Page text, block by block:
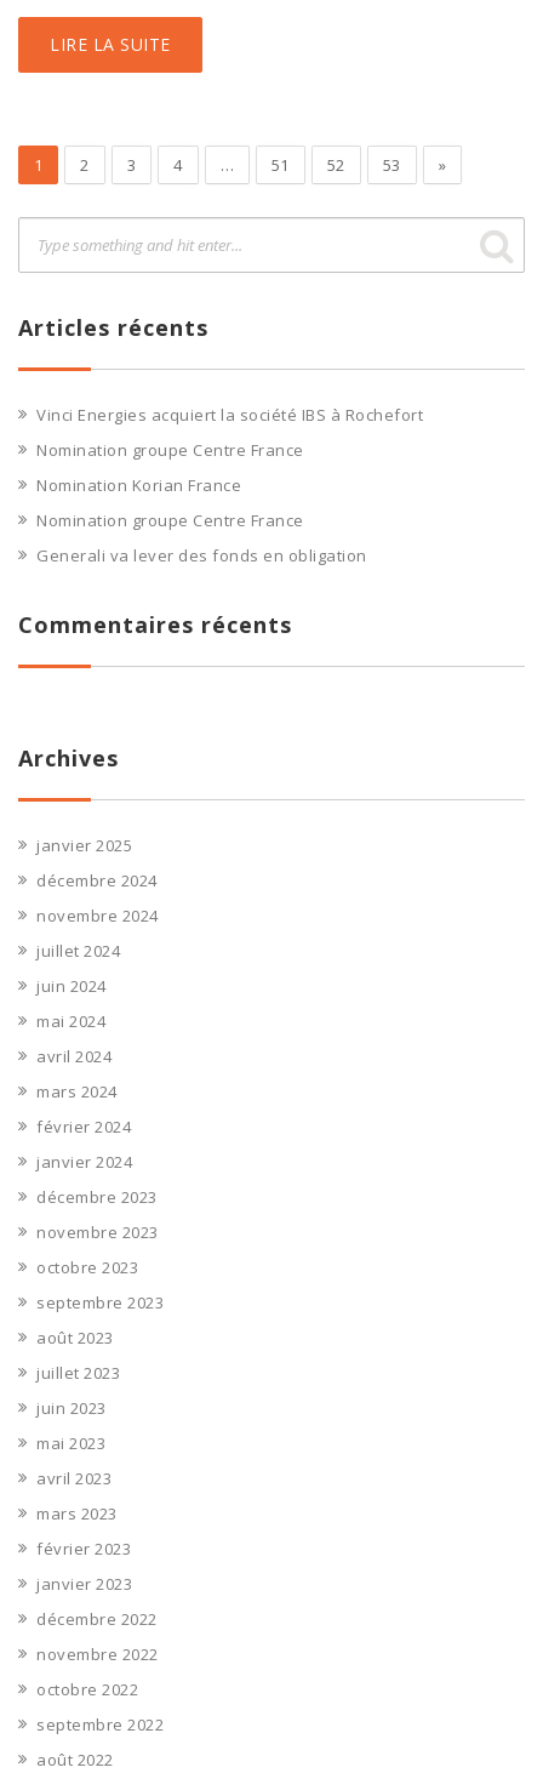
LIRE LA SUITE
1 2 3 4 … 51 52 53 »
Articles récents
Vinci Energies acquiert la société IBS à Rochefort
Nomination groupe Centre France
Nomination Korian France
Nomination groupe Centre France
Generali va lever des fonds en obligation
Commentaires récents
Archives
janvier 2025
décembre 2024
novembre 2024
juillet 2024
juin 2024
mai 2024
avril 2024
mars 2024
février 2024
janvier 2024
décembre 2023
novembre 2023
octobre 2023
septembre 2023
août 2023
juillet 2023
juin 2023
mai 2023
avril 2023
mars 2023
février 2023
janvier 2023
décembre 2022
novembre 2022
octobre 2022
septembre 2022
août 2022